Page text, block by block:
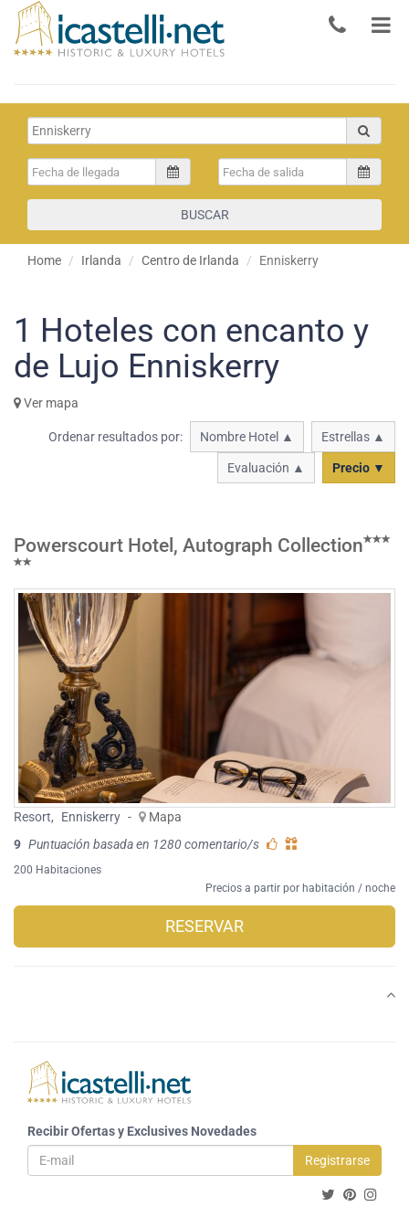
BUSCAR
Home Irlanda Centro de Irlanda Enniskerry
1 Hoteles con encanto y
de Lujo Enniskerry
Ver mapa
Ordenar resultados por: Nombre Hotel ▲ Estrellas ▲
Evaluación ▲ Precio ▼
Powerscourt Hotel, Autograph Collection
Resort, Enniskerry -
Mapa
9 Puntuación basada en 1280 comentario/s
200 Habitaciones
Precios a partir por habitación / noche
RESERVAR
Recibir Ofertas y Exclusives Novedades
Registrarse